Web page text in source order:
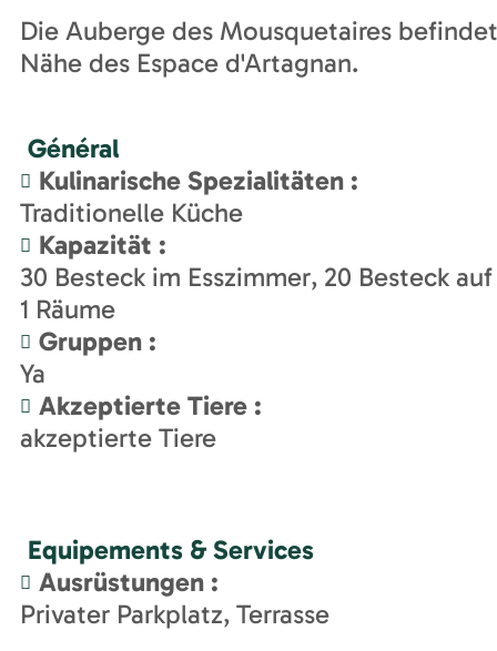
Die Auberge des Mousquetaires
Nähe des Espace d'Artagnan.
Général
Kulinarische Spezialitäten :
Traditionelle Küche
Kapazität :
30 Besteck im Esszimmer 20 Besteck
1 Räume
Gruppen :
Ya
Akzeptierte Tiere :
akzeptierte Tiere
Equipements & Services
Ausrüstungen :
Privater Parkplatz Terrasse